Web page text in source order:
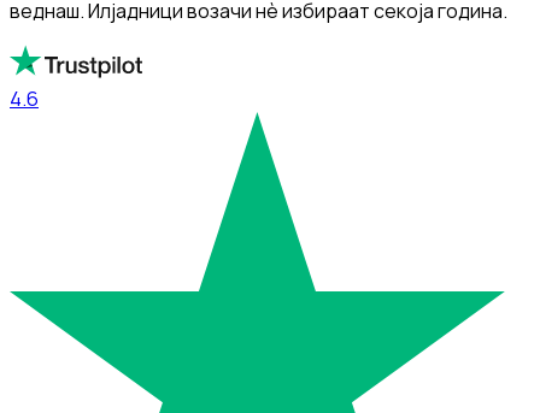
веднаш. Илјадници возачи нè избираат секоја година.
4.6